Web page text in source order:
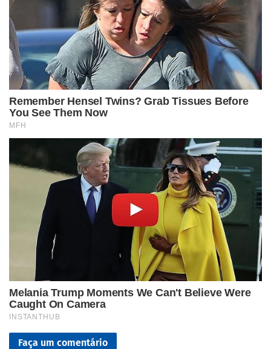
Faça um comentário